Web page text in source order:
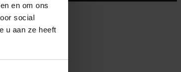
en om ons
social
u aan ze heeft